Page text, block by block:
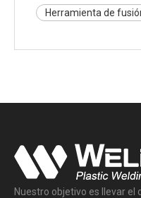
Herramienta de
Nuestro objetivo es llevar el